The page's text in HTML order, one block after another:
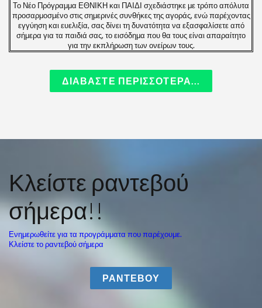
Το Νέο Πρόγραμμα ΕΘΝΙΚΗ και ΠΑΙΔΙ σχεδιάστηκε με τρόπο απόλυτα
προσαρμοσμένο στις σημερινές συνθήκες της αγοράς, ενώ παρέχοντας
εγγύηση και ευελιξία, σας δίνει τη δυνατότητα να εξασφαλίσετε από
σήμερα για τα παιδιά σας, το εισόδημα που θα τους είναι απαραίτητο
για την εκπλήρωση των ονείρων τους.
ΔΙΑΒΑΣΤΕ ΠΕΡΙΣΣΟΤΕΡΑ...
Κλείστε ραντεβού
σήμερα!!
Ενημερωθείτε για τα προγράμματα που παρέχουμε.
Κλείστε το ραντεβού σήμερα
ΡΑΝΤΕΒΟΥ